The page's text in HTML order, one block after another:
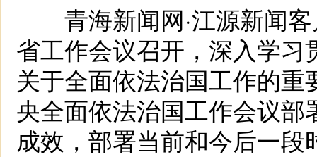
青海新闻网·江源新闻客
省工作会议召开，深入学
关于全面依法治国工作的
央全面依法治国工作会议部
成效，部署当前和今后一